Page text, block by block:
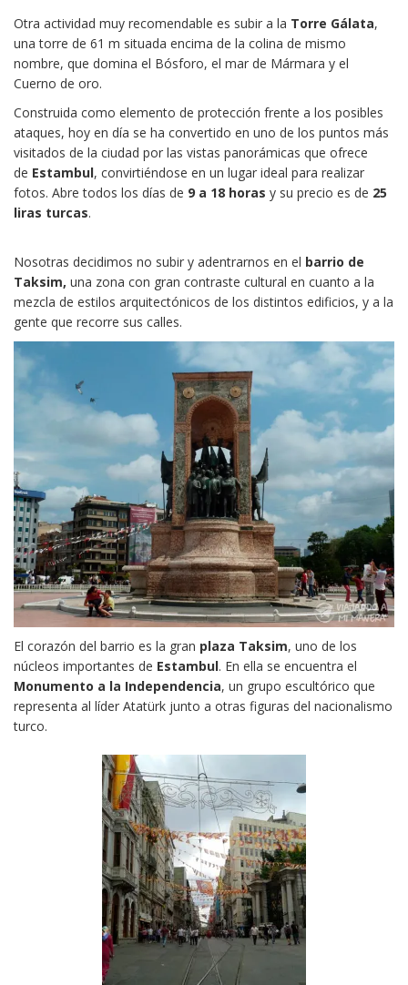
Otra actividad muy recomendable es subir a la Torre Gálata,
una torre de 61 m situada encima de la colina de mismo
nombre, que domina el Bósforo, el mar de Mármara y el
Cuerno de oro.
Construida como elemento de protección frente a los posibles
ataques, hoy en día se ha convertido en uno de los puntos más
visitados de la ciudad por las vistas panorámicas que ofrece
de Estambul, convirtiéndose en un lugar ideal para realizar
fotos. Abre todos los días de 9 a 18 horas y su precio es de 25
liras turcas.
Nosotras decidimos no subir y adentrarnos en el barrio de
Taksim, una zona con gran contraste cultural en cuanto a la
mezcla de estilos arquitectónicos de los distintos edificios, y a la
gente que recorre sus calles.
El corazón del barrio es la gran plaza Taksim, uno de los
núcleos importantes de Estambul. En ella se encuentra el
Monumento a la Independencia, un grupo escultórico que
representa al líder Atatürk junto a otras figuras del nacionalismo
turco.